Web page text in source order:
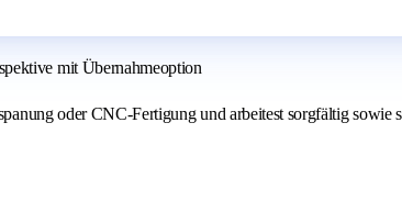
mit Übernahmeoption
oder CNC-Fertigung und arbeitest sorgfältig